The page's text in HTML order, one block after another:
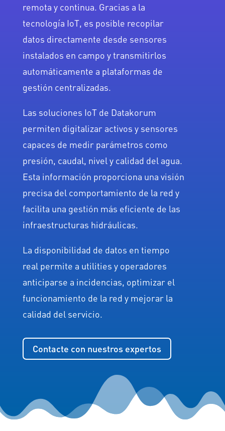
remota y continua. Gracias a la
tecnología IoT, es posible recopilar
datos directamente desde sensores
instalados en campo y transmitirlos
automáticamente a plataformas de
gestión centralizadas.
Las soluciones IoT de Datakorum
permiten digitalizar activos y sensores
capaces de medir parámetros como
presión, caudal, nivel y calidad del agua.
Esta información proporciona una visión
precisa del comportamiento de la red y
facilita una gestión más eficiente de las
infraestructuras hidráulicas.
La disponibilidad de datos en tiempo
real permite a utilities y operadores
anticiparse a incidencias, optimizar el
funcionamiento de la red y mejorar la
calidad del servicio.
Contacte con nuestros expertos